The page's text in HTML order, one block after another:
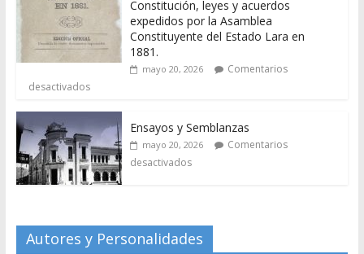
Constitución, leyes y acuerdos
expedidos por la Asamblea
Constituyente del Estado Lara en
1881.
mayo 20, 2026
Comentarios
desactivados
Ensayos y Semblanzas
mayo 20, 2026
Comentarios
desactivados
Autores y Personalidades